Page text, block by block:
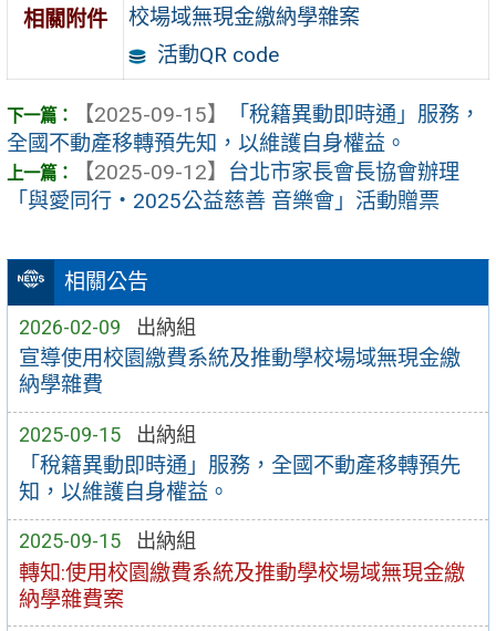
相關公告
2026-02-09 出納組
宣導使用校園繳費系統及推動學校場域無現金繳
納學雜費
2025-09-15 出納組
「稅籍異動即時通」服務，全國不動產移轉預先
知，以維護自身權益。
2025-09-15 出納組
轉知:使用校園繳費系統及推動學校場域無現金繳
納學雜費案
相關附件
校場域無現金繳納學雜案
活動QR code
【2025-09-15】
「稅籍異動即時通」服務，
全國不動產移轉預先知，以維護自身權益。
【2025-09-12】 台北市家長會長協會辦理
「與愛同行・2025公益慈善 音樂會」活動贈票